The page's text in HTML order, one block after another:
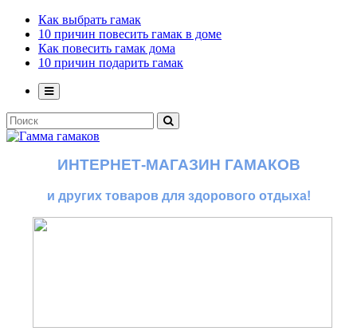
Как выбрать гамак
10 причин повесить гамак в доме
Как повесить гамак дома
10 причин подарить гамак
ИНТЕРНЕТ-МАГАЗИН ГАМАКОВ
и других товаров для здорового отдыха!